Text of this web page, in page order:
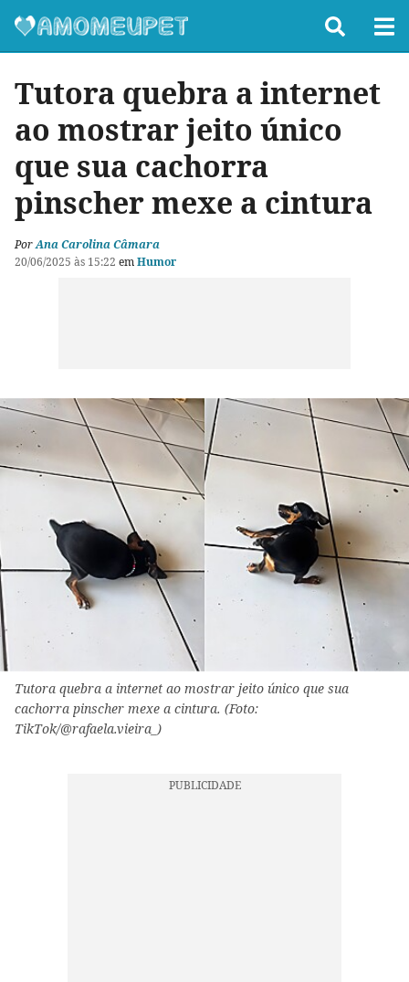
Tutora quebra a internet
ao mostrar jeito único
que sua cachorra
pinscher mexe a cintura
PorAna Carolina Câmara
20/06/2025 às 15:22 emHumor
Tutora quebra a internet ao mostrar jeito único que sua
cachorra pinscher mexe a cintura. (Foto:
TikTok/@rafaela.vieira_)